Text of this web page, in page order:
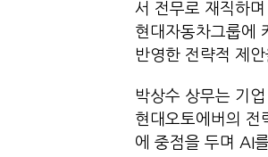
서 전무로 재직하
현대자동차그룹에
반영한 전략적 제
박상수 상무는 기
현대오토에버의 전
에 중점을 두며 AI